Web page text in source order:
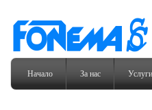
Начало За нас Услуги